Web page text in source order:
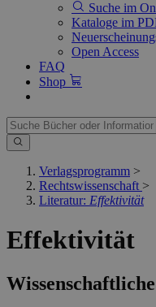
Suche im
Kataloge im
Open Access
FAQ
Shop
Verlagsprogramm >
Rechtswissenschaft >
Literatur: Effektivität
Effektivität